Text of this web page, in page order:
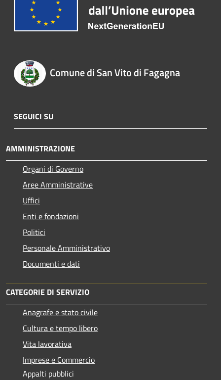
Comune di San Vito di Fagagna
SEGUICI SU
AMMINISTRAZIONE
Organi di Governo
Aree Amministrative
Uffici
Enti e fondazioni
Politici
Personale Amministrativo
Documenti e dati
CATEGORIE DI SERVIZIO
Anagrafe e stato civile
Cultura e tempo libero
Vita lavorativa
Imprese e Commercio
Appalti pubblici